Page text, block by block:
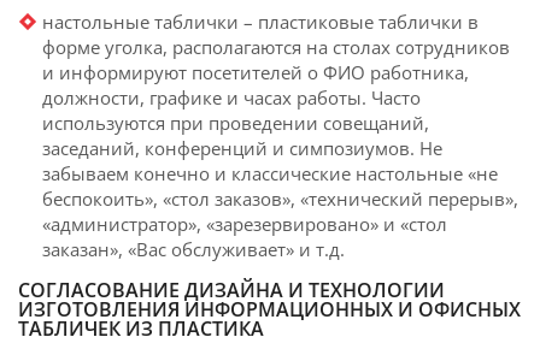
настольные таблички – пластиковые таблички в
форме уголка, располагаются на столах сотрудников
и информируют посетителей о ФИО работника,
должности, графике и часах работы. Часто
используются при проведении совещаний,
заседаний, конференций и симпозиумов. Не
забываем конечно и классические настольные «не
беспокоить», «стол заказов», «технический перерыв»,
«администратор», «зарезервировано» и «стол
заказан», «Вас обслуживает» и т.д.
СОГЛАСОВАНИЕ ДИЗАЙНА И ТЕХНОЛОГИИ
ИЗГОТОВЛЕНИЯ ИНФОРМАЦИОННЫХ И ОФИСНЫХ
ТАБЛИЧЕК ИЗ ПЛАСТИКА